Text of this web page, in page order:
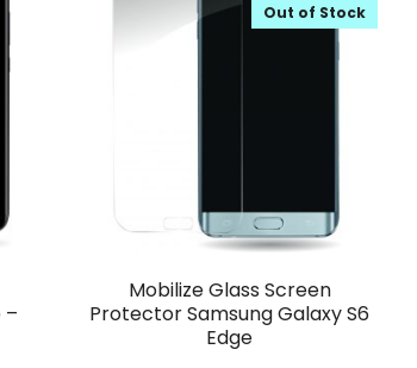
–
Mobilize Glass Screen
Protector Samsung Galaxy S6
Edge
Out of Stock